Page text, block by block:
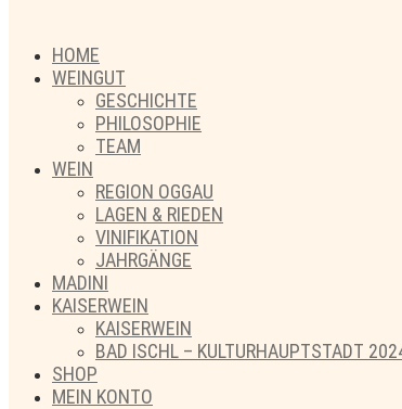
HOME
WEINGUT
GESCHICHTE
PHILOSOPHIE
TEAM
WEIN
REGION OGGAU
LAGEN & RIEDEN
VINIFIKATION
JAHRGÄNGE
MADINI
KAISERWEIN
KAISERWEIN
BAD ISCHL – KULTURHAUPTSTADT
SHOP
MEIN KONTO